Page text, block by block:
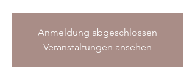
Anmeldung abgeschlossen
Veranstaltungen ansehen